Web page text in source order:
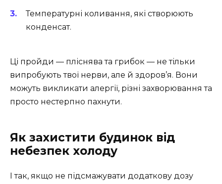
Температурні коливання, які створюють
конденсат.
Ці пройди — пліснява та грибок — не тільки
випробують твої нерви, але й здоров’я. Вони
можуть викликати алергії, різні захворювання та
просто нестерпно пахнути.
Як захистити будинок від
небезпек холоду
І так, якщо не підсмажувати додаткову дозу